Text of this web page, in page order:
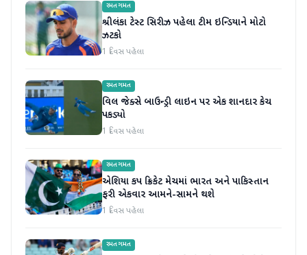
રમતગમત
શ્રીલંકા ટેસ્ટ સિરીઝ પહેલા ટીમ ઇન્ડિયાને મોટો
ઝટકો
1 દિવસ પહેલા
રમતગમત
વિલ જેક્સે બાઉન્ડ્રી લાઇન પર એક શાનદાર કેચ
પકડ્યો
1 દિવસ પહેલા
રમતગમત
એશિયા કપ ક્રિકેટ મેચમાં ભારત અને પાકિસ્તાન
ફરી એકવાર આમને-સામને થશે
1 દિવસ પહેલા
રમતગમત